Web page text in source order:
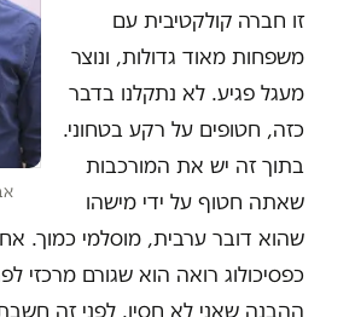
זו חברה קולקטיבית עם
משפחות מאוד גדולות, ונוצר
מעגל פגיע. לא נתקלנו בדבר
כזה, חטופים על רקע בטחוני.
בתוך זה יש את המורכבות
שאתה חטוף על ידי מישהו
שהוא דובר ערבית, מוסלמי כמוך.
כפסיכולוג רואה הוא שגורם מרכזי
ההבנה שאני לא חסין. לפני זה